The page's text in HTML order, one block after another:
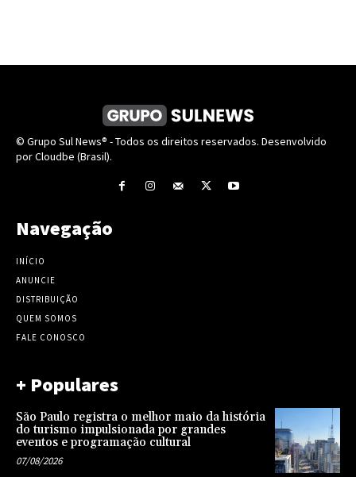
© Grupo Sul News® - Todos os direitos reservados. Desenvolvido
por Cloudbe (Brasil).
Navegação
INÍCIO
ANUNCIE
DISTRIBUIÇÃO
QUEM SOMOS
FALE CONOSCO
+ Populares
São Paulo registra o melhor maio da história
do turismo impulsionada por grandes
eventos e programação cultural
07/08/2026